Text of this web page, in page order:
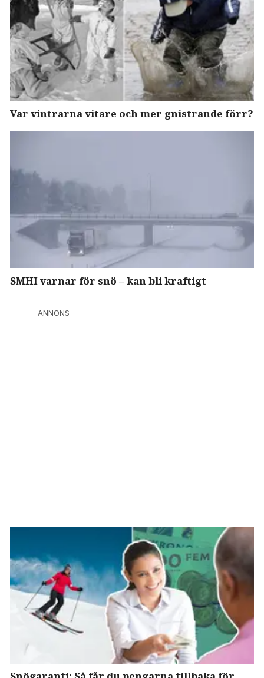
Var vintrarna vitare och mer gnistrande förr?
SMHI varnar för snö – kan bli kraftigt
ANNONS